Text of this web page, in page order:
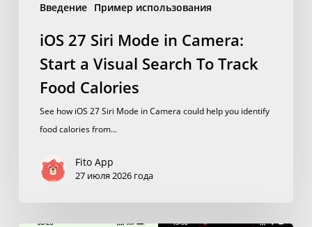
Введение Пример использования
iOS 27 Siri Mode in Camera:
Start a Visual Search To Track
Food Calories
See how iOS 27 Siri Mode in Camera could help you identify
food calories from...
Fito App
27 июля 2026 года